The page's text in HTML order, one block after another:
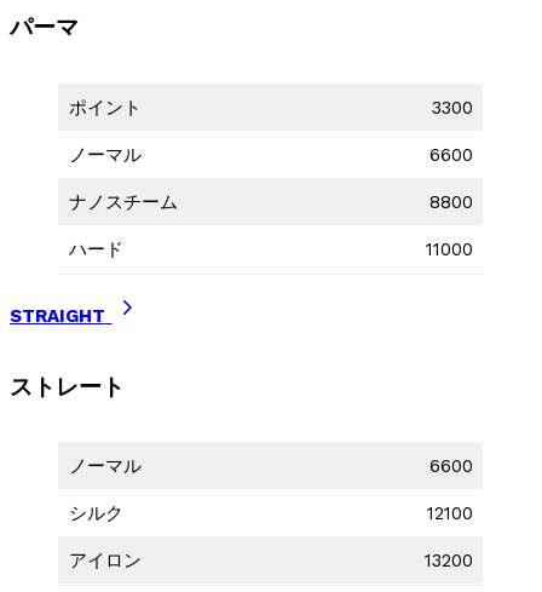
パーマ
ポイント 3300
ノーマル 6600
ナノスチーム 8800
ハード 11000
STRAIGHT
ストレート
ノーマル 6600
シルク 12100
アイロン 13200